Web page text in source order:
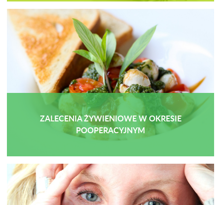
ZALECENIA ŻYWIENIOWE W OKRESIE
POOPERACYJNYM